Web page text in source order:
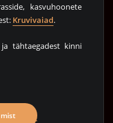
kasvuhoonete
Kruvivaiad.
tähtaegadest kinni